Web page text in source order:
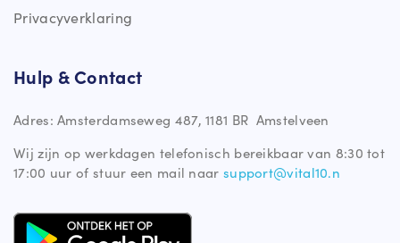
Privacyverklaring
Hulp & Contact
Adres: Amsterdamseweg 487, 1181 BR Amstelveen
Wij zijn op werkdagen telefonisch bereikbaar van 8:30 tot
17:00 uur of stuur een mail naar support@vital10.n